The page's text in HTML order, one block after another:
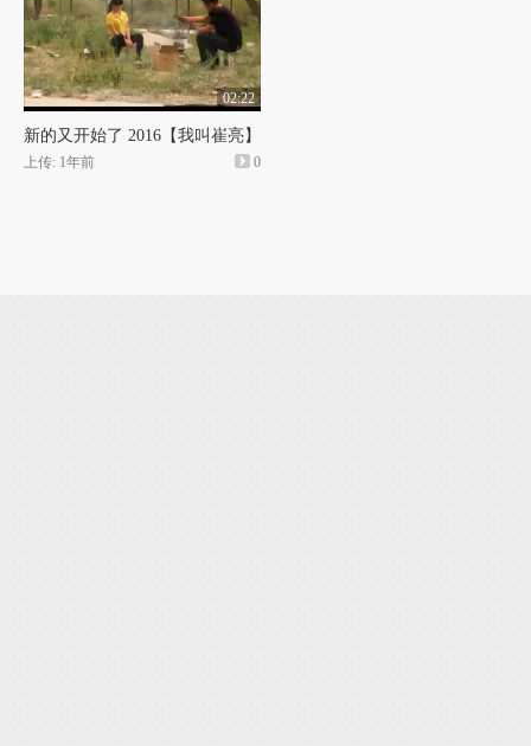
02:22
新的又开始了 2016【我叫崔亮】
上传: 1年前 0